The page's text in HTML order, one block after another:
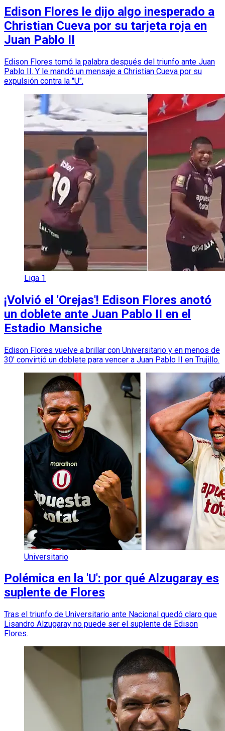
Edison Flores le dijo algo inesperado a
Christian Cueva por su tarjeta roja en
Juan Pablo II
Edison Flores tomó la palabra después del triunfo ante Juan
Pablo II. Y le mandó un mensaje a Christian Cueva por su
expulsión contra la "U".
Liga 1
¡Volvió el 'Orejas'! Edison Flores anotó
un doblete ante Juan Pablo II en el
Estadio Mansiche
Edison Flores vuelve a brillar con Universitario y en menos de
30' convirtió un doblete para vencer a Juan Pablo II en Trujillo.
Universitario
Polémica en la 'U': por qué Alzugaray es
suplente de Flores
Tras el triunfo de Universitario ante Nacional quedó claro que
Lisandro Alzugaray no puede ser el suplente de Edison
Flores.